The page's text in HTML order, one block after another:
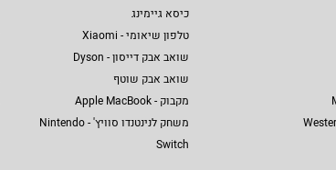
כיסא גיימינג
טלפון שיאומי - Xiaomi
שואב אבק דייסון - Dyson
שואב אבק שוטף
מקבוק - Apple MacBook
משחק לנינטנדו סוויץ' - Nintendo
Switch